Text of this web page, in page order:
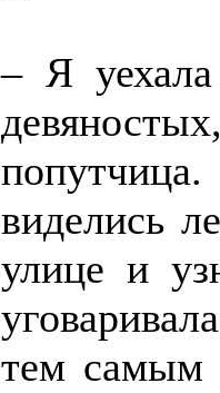
– Я
виделись
улице и
тем самым